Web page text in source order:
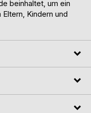
beinhaltet, um ein
Kindern und